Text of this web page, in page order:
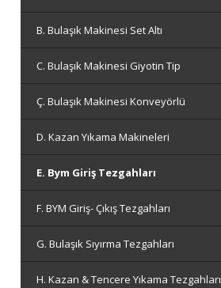
B. Bulaşık Makinesi Set Altı
C. Bulaşık Makinesi Giyotin Tip
Ç. Bulaşık Makinesi Konveyörlü
D. Kazan Yıkama Makineleri
E. Bym Giriş Tezgahları
F. BYM Giriş- Çıkış Tezgahları
G. Bulaşık Sıyırma Tezgahları
H. Kazan & Tencere Yıkama Tezgahları